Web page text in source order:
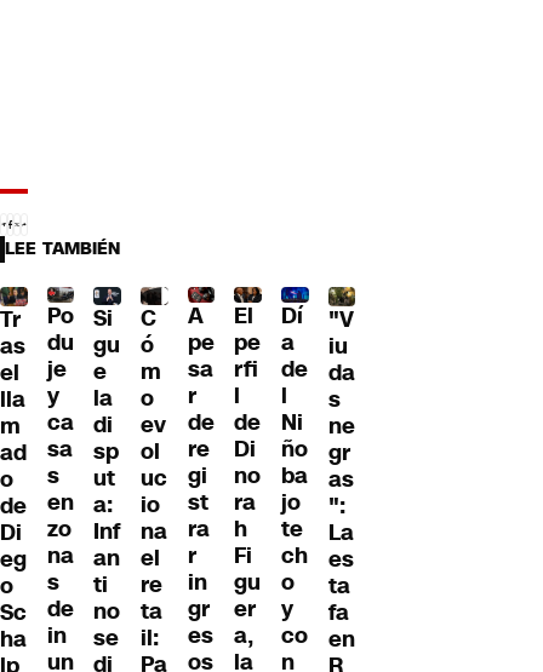
LEE TAMBIÉN
Tr
as
el
lla
m
ad
o
de
Di
eg
o
Sc
ha
lp
Po
du
je
y
ca
sa
s
en
zo
na
s
de
in
un
Si
gu
e
la
di
sp
ut
a:
Inf
an
ti
no
se
di
C
ó
m
o
ev
ol
uc
io
na
el
re
ta
il:
Pa
A
pe
sa
r
de
re
gi
st
ra
r
in
gr
es
os
El
pe
rfi
l
de
Di
no
ra
h
Fi
gu
er
a,
la
Dí
a
de
l
Ni
ño
ba
jo
te
ch
o
y
co
n
"V
iu
da
s
ne
gr
as
":
La
es
ta
fa
en